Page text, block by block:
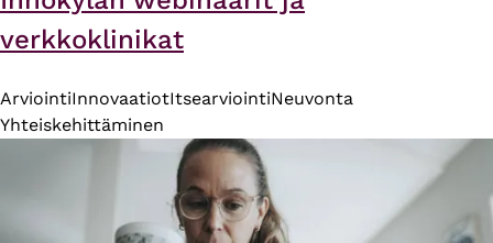
verkkoklinikat
ArviointiInnovaatiotItsearviointiNeuvonta
Yhteiskehittäminen